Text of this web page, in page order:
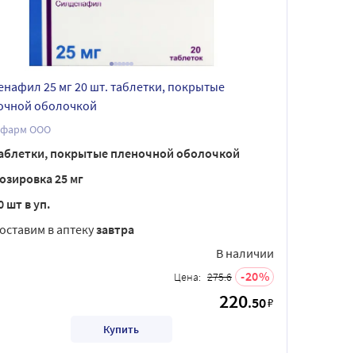
25 мг 20 шт. таблетки, покрытые
оболочкой
ООО
покрытые пленочной оболочкой
25 мг
шт в уп.
в аптекузавтра
В наличии
Цена: 275.6 20
220.50₽
Купить